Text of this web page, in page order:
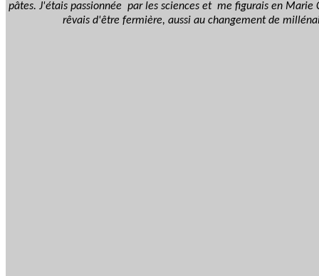
pâtes. J'étais passionnée par les sciences et me figurais en
rêvais d'être fermière, aussi au changement de